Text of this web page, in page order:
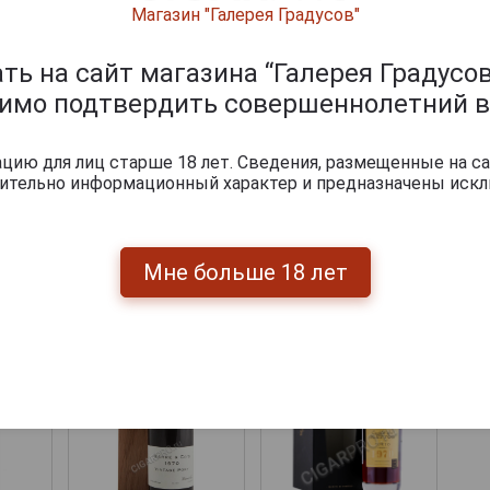
0.7л
Armagnac Chabot
в тубе
90 373 руб.
Armagnac Chabot
1970 year Арманьяк
Шабо 1970 года 0.7л
44 444 руб.
по году производства
Магазин "Галерея Градусов"
на сайт магазина “Галерея
подтвердить совершеннолетний
для лиц старше 18 лет. Сведения, размещенные на
информационный характер и предназначены
Мне больше 18 лет